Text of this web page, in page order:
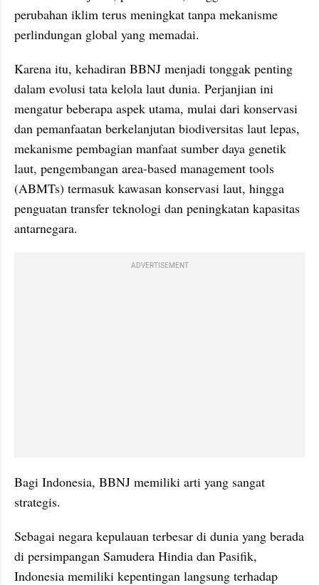
perubahan iklim terus meningkat tanpa mekanisme
perlindungan global yang memadai.
Karena itu, kehadiran BBNJ menjadi tonggak penting
dalam evolusi tata kelola laut dunia. Perjanjian ini
mengatur beberapa aspek utama, mulai dari konservasi
dan pemanfaatan berkelanjutan biodiversitas laut lepas,
mekanisme pembagian manfaat sumber daya genetik
laut, pengembangan area-based management tools
(ABMTs) termasuk kawasan konservasi laut, hingga
penguatan transfer teknologi dan peningkatan kapasitas
antarnegara.
ADVERTISEMENT
Bagi Indonesia, BBNJ memiliki arti yang sangat
strategis.
Sebagai negara kepulauan terbesar di dunia yang berada
di persimpangan Samudera Hindia dan Pasifik,
Indonesia memiliki kepentingan langsung terhadap